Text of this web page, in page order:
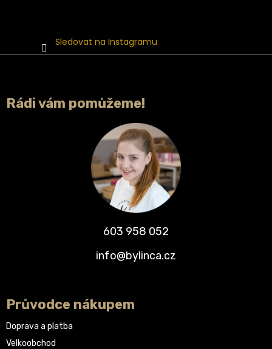
Sledovat na Instagramu
Rádi vám pomůžeme!
603 958 052
info@bylinca.cz
Průvodce nákupem
Doprava a platba
Velkoobchod